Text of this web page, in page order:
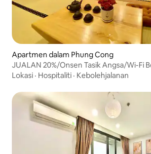
Apartmen dalam Phung Cong
JUALAN 20%/Onsen Tasik Angsa/Wi-Fi
Tinggi/Gim Percuma
Lokasi · Hospitaliti · Kebolehjalanan